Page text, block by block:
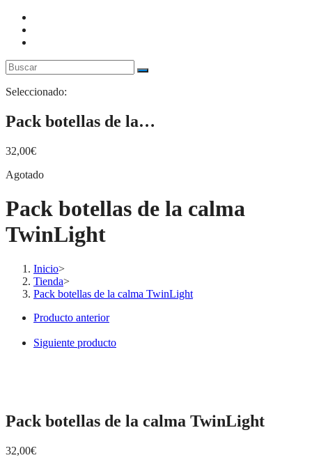
Seleccionado:
Pack botellas de la…
32,00€
Agotado
Pack botellas de la calma
TwinLight
Inicio>
Tienda>
Pack botellas de la calma TwinLight
Producto anterior
Siguiente producto
Pack botellas de la calma TwinLight
32,00€